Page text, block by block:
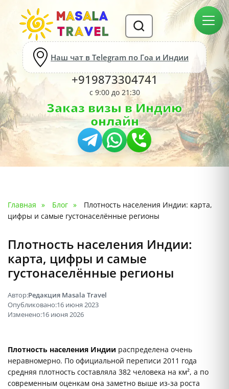
Наш чат в Telegram по Гоа и Индии
+919873304741
с 9:00 до 21:30
Заказ визы в Индию
онлайн
Главная Блог
Плотность населения Индии: карта,
цифры и самые густонаселённые регионы
Плотность населения Индии:
карта, цифры и самые
густонаселённые регионы
Автор:Редакция Masala Travel
Опубликовано:16 июня 2023
Изменено:16 июня 2026
Плотность населения Индии распределена очень
неравномерно. По официальной переписи 2011 года
средняя плотность составляла 382 человека на км², а по
современным оценкам она заметно выше из-за роста